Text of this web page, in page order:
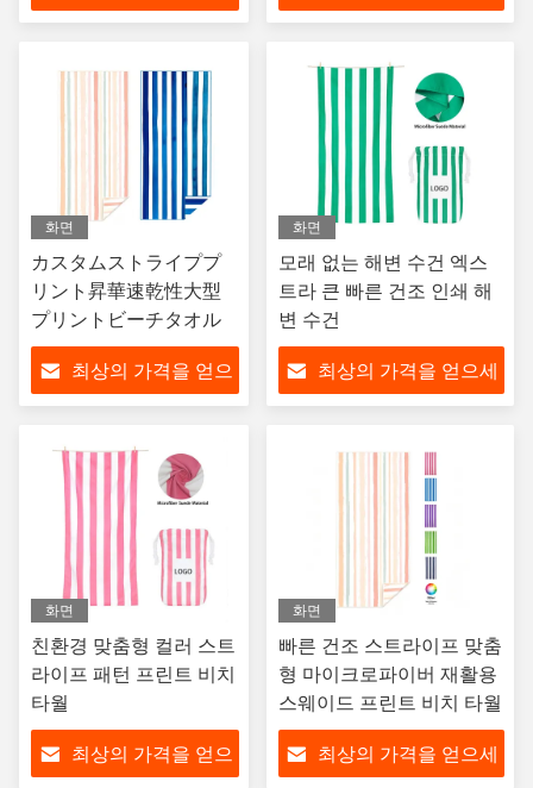
화면
カスタムストライププ
リント昇華速乾性大型
プリントビーチタオル
최상의 가격을 얻으
화면
모래 없는 해변 수건 엑스
트라 큰 빠른 건조 인쇄 해
변 수건
최상의 가격을 얻으세
화면
친환경 맞춤형 컬러 스트
라이프 패턴 프린트 비치
타월
최상의 가격을 얻으
화면
빠른 건조 스트라이프 맞춤
형 마이크로파이버 재활용
스웨이드 프린트 비치 타월
최상의 가격을 얻으세